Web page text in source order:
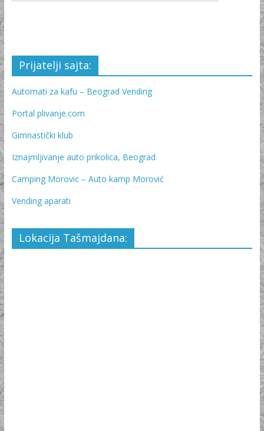
Prijatelji sajta:
Automati za kafu – Beograd Vending
Portal plivanje.com
Gimnastički klub
Iznajmljivanje auto prikolica, Beograd
Camping Morovic – Auto kamp Morović
Vending aparati
Lokacija Tašmajdana: